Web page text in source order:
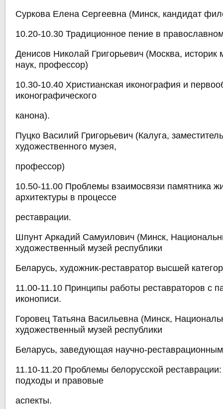
Суркова Елена Сергеевна (Минск, кандидат
10.20-10.30 Традиционное пение в
Денисов Николай Григорьевич (Москва, историк
наук, профессор)
10.30-10.40 Христианская иконография и
иконографического
канона).
Пуцко Василий Григорьевич (Калуга,
художественного музея,
профессор)
10.50-11.00 Проблемы взаимосвязи памятника
архитектуры в процессе
реставрации.
Шпунт Аркадий Самуилович (Минск,
художественный музей республики
Беларусь, художник-реставратор высшей
11.00-11.10 Принципы работы реставраторов с
иконописи.
Горовец Татьяна Васильевна (Минск,
художественный музей республики
Беларусь, заведующая научно-
11.10-11.20 Проблемы белорусской
подходы и правовые
аспекты.